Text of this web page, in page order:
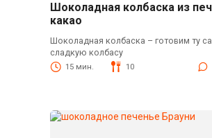
Шоколадная колбаска из
какао
Шоколадная колбаска – готовим ту
сладкую колбасу
15 мин. 10